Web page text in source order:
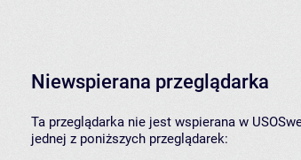
Niewspierana przeglądarka
Ta przeglądarka nie jest wspierana w
jednej z poniższych przeglądarek: